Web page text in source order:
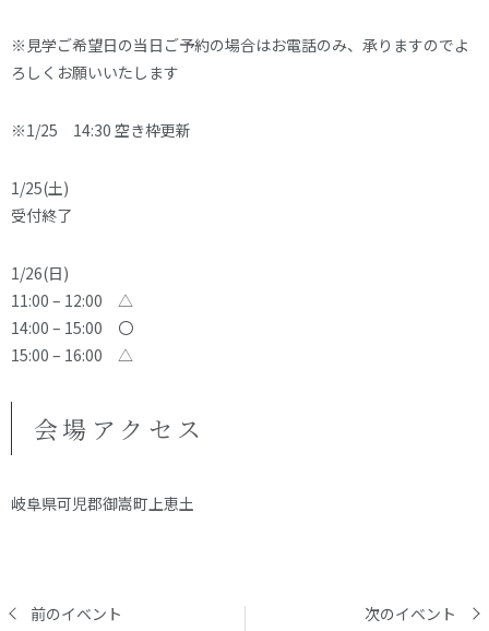
※見学ご希望日の当日ご予約の場合はお電話のみ、承りますのでよ
ろしくお願いいたします
※1/25 14:30 空き枠更新
1/25(土)
受付終了
1/26(日)
11:00 – 12:00 △
14:00 – 15:00 〇
15:00 – 16:00 △
会場アクセス
岐阜県可児郡御嵩町上恵土
前のイベント 次のイベント